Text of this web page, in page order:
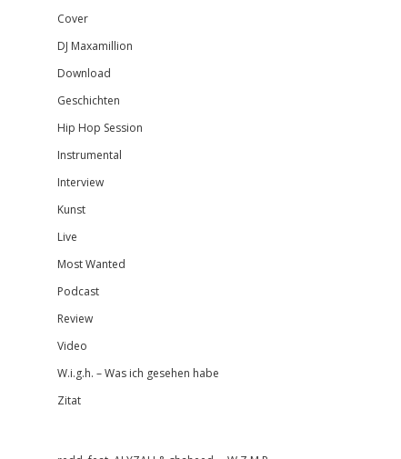
Cover
DJ Maxamillion
Download
Geschichten
Hip Hop Session
Instrumental
Interview
Kunst
Live
Most Wanted
Podcast
Review
Video
W.i.g.h. – Was ich gesehen habe
Zitat